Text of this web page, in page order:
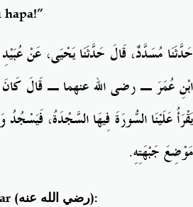
hapa!”
حَدَّثَنَا مُسَدَّدٌ، قَالَ حَدَّثَنَا يَحْيَى، عَنْ
ابْنِ عُمَرَ ـ رضى الله عنهما ـ قَالَ كَانَ
يَقْرَأُ عَلَيْنَا السُّورَةَ فِيهَا السَّجْدَةُ،
مَوْضِعَ جَبْهَتِهِ‏.‏
(رضي الله عنه):